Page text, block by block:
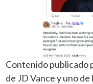
Contenido publicado
de JD Vance y uno